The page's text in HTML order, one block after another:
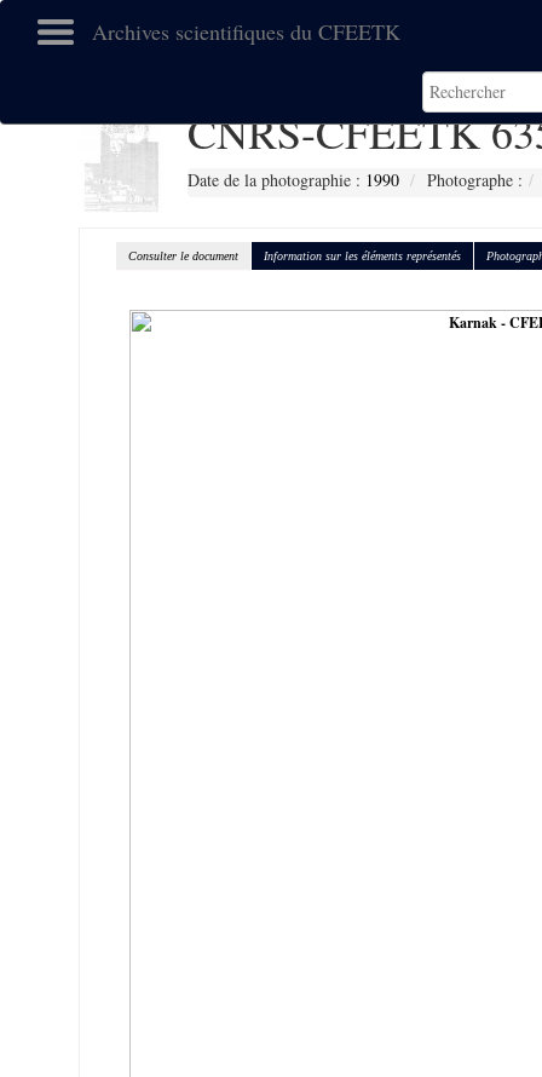
Archives scientifiques du CFEETK
CNRS-CFEETK
Date de la photographie : 1990 Photographe :
Consulter le document Information sur les éléments représentés